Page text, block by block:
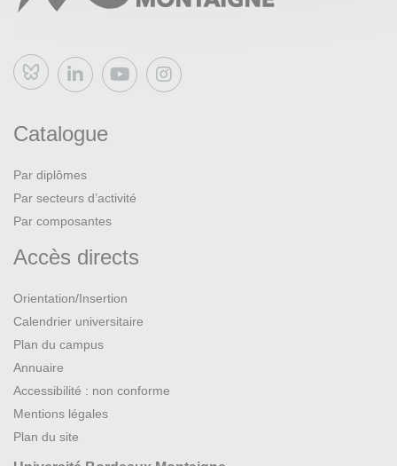
Bluesky
Catalogue
Par diplômes
Par secteurs d’activité
Par composantes
Accès directs
Orientation/Insertion
Calendrier universitaire
Plan du campus
Annuaire
Accessibilité : non conforme
Mentions légales
Plan du site